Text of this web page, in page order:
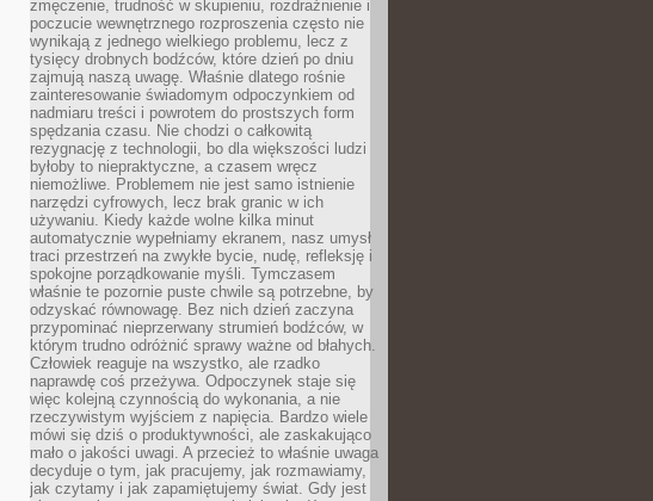
zmęczenie, trudność w skupieniu, rozdrażnienie i
poczucie wewnętrznego rozproszenia często nie
wynikają z jednego wielkiego problemu, lecz z
tysięcy drobnych bodźców, które dzień po dniu
zajmują naszą uwagę. Właśnie dlatego rośnie
zainteresowanie świadomym odpoczynkiem od
nadmiaru treści i powrotem do prostszych form
spędzania czasu. Nie chodzi o całkowitą
rezygnację z technologii, bo dla większości ludzi
byłoby to niepraktyczne, a czasem wręcz
niemożliwe. Problemem nie jest samo istnienie
narzędzi cyfrowych, lecz brak granic w ich
używaniu. Kiedy każde wolne kilka minut
automatycznie wypełniamy ekranem, nasz umysł
traci przestrzeń na zwykłe bycie, nudę, refleksję i
spokojne porządkowanie myśli. Tymczasem
właśnie te pozornie puste chwile są potrzebne, by
odzyskać równowagę. Bez nich dzień zaczyna
przypominać nieprzerwany strumień bodźców, w
którym trudno odróżnić sprawy ważne od błahych.
Człowiek reaguje na wszystko, ale rzadko
naprawdę coś przeżywa. Odpoczynek staje się
więc kolejną czynnością do wykonania, a nie
rzeczywistym wyjściem z napięcia. Bardzo wiele
mówi się dziś o produktywności, ale zaskakująco
mało o jakości uwagi. A przecież to właśnie uwaga
decyduje o tym, jak pracujemy, jak rozmawiamy,
jak czytamy i jak zapamiętujemy świat. Gdy jest